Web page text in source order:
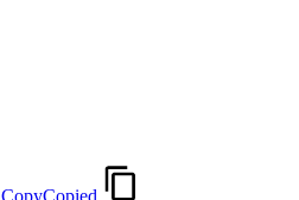
CopyCopied